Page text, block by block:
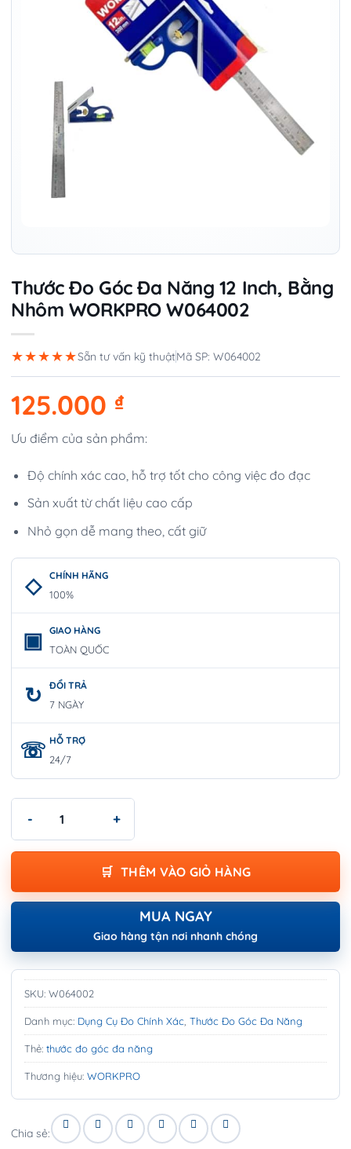
Thước Đo Góc Đa Năng 12 Inch, Bằng
Nhôm WORKPRO W064002
★★★★★Sẵn tư vấn kỹ thuậtMã SP: W064002
125.000 ₫
Ưu điểm của sản phẩm:
Độ chính xác cao, hỗ trợ tốt cho công việc đo đạc
Sản xuất từ chất liệu cao cấp
Nhỏ gọn dễ mang theo, cất giữ
CHÍNH HÃNG
100%
GIAO HÀNG
TOÀN QUỐC
ĐỔI TRẢ
7 NGÀY
HỖ TRỢ
24/7
THÊM VÀO GIỎ HÀNG
MUA NGAY
Giao hàng tận nơi nhanh chóng
SKU: W064002
Danh mục: Dụng Cụ Đo Chính Xác Thước Đo Góc Đa Năng
Thẻ: thước đo góc đa năng
Thương hiệu: WORKPRO
Chia sẻ: